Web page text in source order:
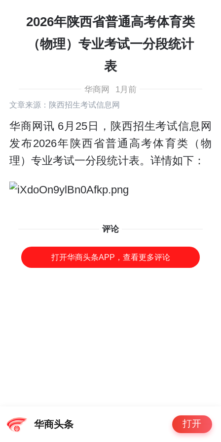
2026年陕西省普通高考体育类
（物理）专业考试一分段统计
表
华商网 1月前
文章来源：陕西招生考试信息网
华商网讯 6月25日，陕西招生考试信息网
发布2026年陕西省普通高考体育类（物
理）专业考试一分段统计表。详情如下：
评论
打开华商头条APP，查看更多评论
华商头条 打开